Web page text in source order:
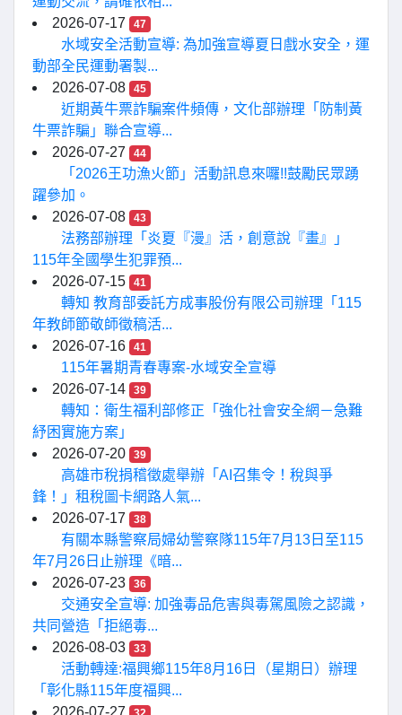
2026-07-17
47
水域安全活動宣導: 為加強宣導夏日戲水安全，運
動部全民運動署製...
2026-07-08
45
近期黃牛票詐騙案件頻傳，文化部辦理「防制黃
牛票詐騙」聯合宣導...
2026-07-27
44
「2026王功漁火節」活動訊息來囉!!鼓勵民眾踴
躍參加。
2026-07-08
43
法務部辦理「炎夏『漫』活，創意說『畫』」
115年全國學生犯罪預...
2026-07-15
41
轉知 教育部委託方成事股份有限公司辦理「115
年教師節敬師徵稿活...
2026-07-16
41
115年暑期青春專案-水域安全宣導
2026-07-14
39
轉知：衛生福利部修正「強化社會安全網－急難
紓困實施方案」
2026-07-20
39
高雄市稅捐稽徵處舉辦「AI召集令！稅與爭
鋒！」租稅圖卡網路人氣...
2026-07-17
38
有關本縣警察局婦幼警察隊115年7月13日至115
年7月26日止辦理《暗...
2026-07-23
36
交通安全宣導: 加強毒品危害與毒駕風險之認識，
共同營造「拒絕毒...
2026-08-03
33
活動轉達:福興鄉115年8月16日（星期日）辦理
「彰化縣115年度福興...
2026-07-27